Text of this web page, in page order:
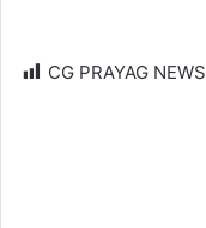
CG PRAYAG NEWS